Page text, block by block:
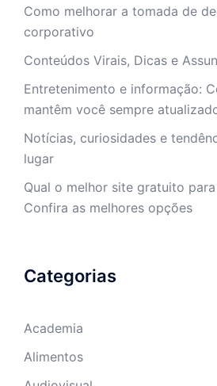
Como melhorar a tomada de
corporativo
Conteúdos Virais, Dicas e
Entretenimento e informação:
mantêm você sempre
Notícias, curiosidades e
lugar
Qual o melhor site gratuito
Confira as melhores opções
Categorias
Academia
Alimentos